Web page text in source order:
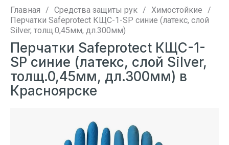
Главная / Средства защиты рук / Химостойкие /
Перчатки Safeprotect КЩС-1-SP синие (латекс, слой
Silver, толщ.0,45мм, дл.300мм)
Перчатки Safeprotect КЩС-1-
SP синие (латекс, слой Silver,
толщ.0,45мм, дл.300мм) в
Красноярске